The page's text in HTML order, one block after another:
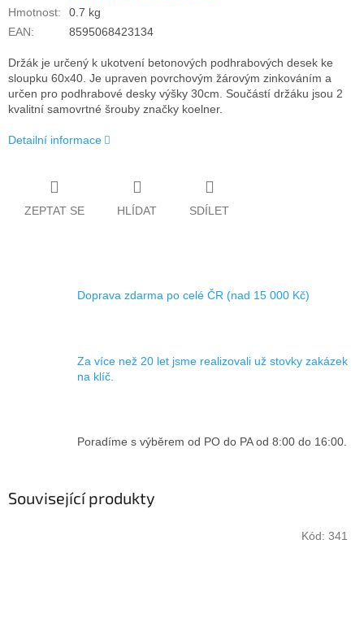
Hmotnost:
0.7 kg
EAN: 8595068423134
Držák je určený k ukotvení betonových podhrabových desek ke
sloupku 60x40. Je upraven povrchovým žárovým zinkováním a
určen pro podhrabové desky výšky 30cm. Součástí držáku jsou 2
kvalitní samovrtné šrouby značky koelner.
Detailní informace
ZEPTAT SE HLÍDAT SDÍLET
Doprava zdarma po celé ČR (nad 15 000 Kč)
Za více než 20 let jsme realizovali už stovky zakázek
na klíč.
Poradíme s výběrem od PO do PA od 8:00 do 16:00.
Související produkty
Kód: 341